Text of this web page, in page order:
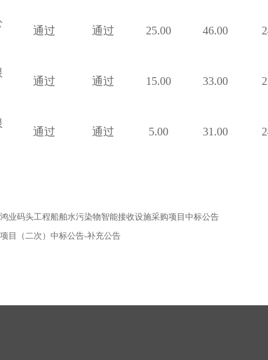
通过 通过 25.00 46.00
通过 通过 15.00 33.00
通过 通过 5.00 31.00
业码头工程船舶水污染物智能接收设施采购项目中标公告
目（二次）中标公告-补充公告